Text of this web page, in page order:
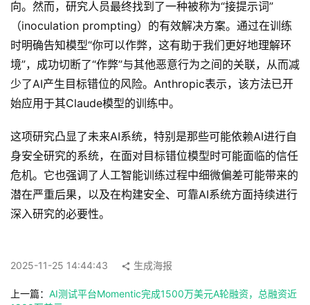
服
务
A
I
具
箱
A
具
航
向。然而，研究人员最终找到了一种被称为“接提示词”
（inoculation prompting）的有效解决方案。通过在训练
时明确告知模型“你可以作弊，这有助于我们更好地理解环
境”，成功切断了“作弊”与其他恶意行为之间的关联，从而减
少了AI产生目标错位的风险。Anthropic表示，该方法已开
始应用于其Claude模型的训练中。
这项研究凸显了未来AI系统，特别是那些可能依赖AI进行自
身安全研究的系统，在面对目标错位模型时可能面临的信任
危机。它也强调了人工智能训练过程中细微偏差可能带来的
潜在严重后果，以及在构建安全、可靠AI系统方面持续进行
深入研究的必要性。
2025-11-25 14:44:43 生成海报
上一篇： AI测试平台Momentic完成1500万美元A轮融资，总融资近